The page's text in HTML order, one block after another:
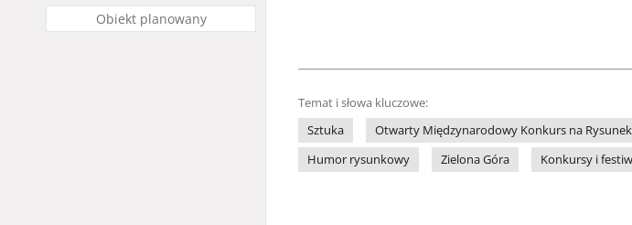
Obiekt planowany
Temat i słowa kluczowe:
Sztuka
Otwarty Międzynarodowy Konkurs na
Humor rysunkowy
Zielona Góra Konkursy i